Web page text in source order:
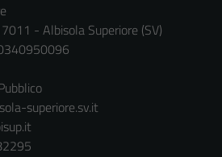
- Albisola Superiore (SV)
superiore.sv.it